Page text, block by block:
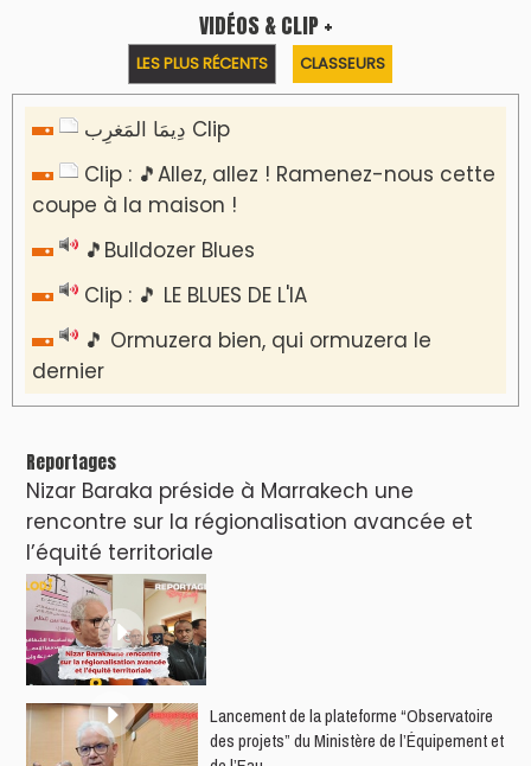
VIDÉOS & CLIP +
LES PLUS RÉCENTS CLASSEURS
دِيمَا المَغرِب Clip
Clip : 🎵Allez, allez ! Ramenez-nous cette
coupe à la maison !
🎵Bulldozer Blues
Clip : 🎵 LE BLUES DE L'IA
🎵 Ormuzera bien, qui ormuzera le
dernier
Reportages
Nizar Baraka préside à Marrakech une
rencontre sur la régionalisation avancée et
l’équité territoriale
​Lancement de la plateforme “Observatoire
des projets” du Ministère de l’Équipement et